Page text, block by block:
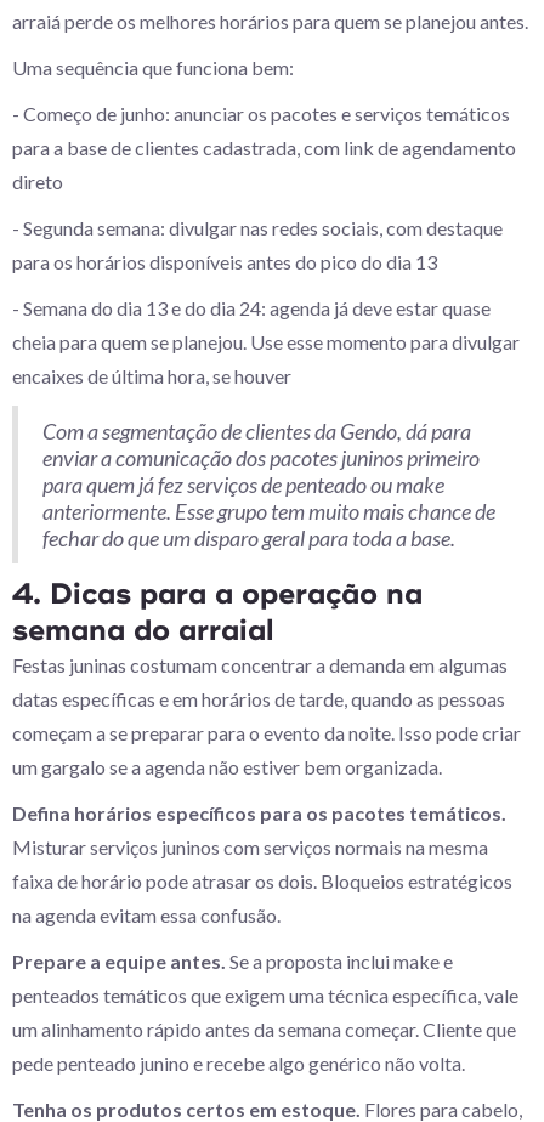
arraiá perde os melhores horários para quem se planejou antes.
Uma sequência que funciona bem:
- Começo de junho: anunciar os pacotes e serviços temáticos
para a base de clientes cadastrada, com link de agendamento
direto
- Segunda semana: divulgar nas redes sociais, com destaque
para os horários disponíveis antes do pico do dia 13
- Semana do dia 13 e do dia 24: agenda já deve estar quase
cheia para quem se planejou. Use esse momento para divulgar
encaixes de última hora, se houver
Com a segmentação de clientes da Gendo, dá para
enviar a comunicação dos pacotes juninos primeiro
para quem já fez serviços de penteado ou make
anteriormente. Esse grupo tem muito mais chance de
fechar do que um disparo geral para toda a base.
4. Dicas para a operação na
semana do arraial
Festas juninas costumam concentrar a demanda em algumas
datas específicas e em horários de tarde, quando as pessoas
começam a se preparar para o evento da noite. Isso pode criar
um gargalo se a agenda não estiver bem organizada.
Defina horários específicos para os pacotes temáticos.
Misturar serviços juninos com serviços normais na mesma
faixa de horário pode atrasar os dois. Bloqueios estratégicos
na agenda evitam essa confusão.
Prepare a equipe antes. Se a proposta inclui make e
penteados temáticos que exigem uma técnica específica, vale
um alinhamento rápido antes da semana começar. Cliente que
pede penteado junino e recebe algo genérico não volta.
Tenha os produtos certos em estoque. Flores para cabelo,